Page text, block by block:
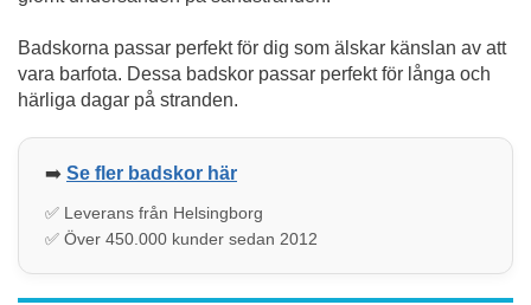
Badskorna passar perfekt för dig som älskar känslan av att
vara barfota. Dessa badskor passar perfekt för långa och
härliga dagar på stranden.
➡️ Se fler badskor här
✅ Leverans från Helsingborg
✅ Över 450.000 kunder sedan 2012